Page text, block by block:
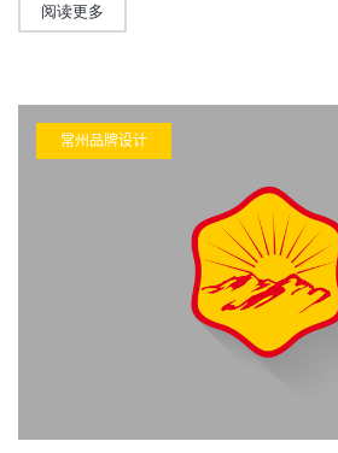
阅读更多
常州品牌设计